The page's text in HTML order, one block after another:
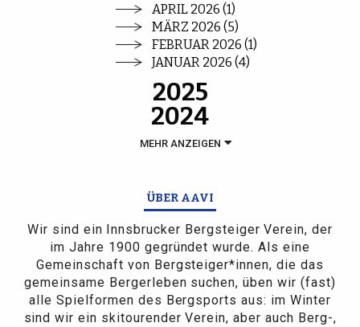
APRIL 2026 (1)
MÄRZ 2026 (5)
FEBRUAR 2026 (1)
JANUAR 2026 (4)
2025
2024
MEHR ANZEIGEN
ÜBER AAVI
Wir sind ein Innsbrucker Bergsteiger Verein, der
im Jahre 1900 gegründet wurde. Als eine
Gemeinschaft von Bergsteiger*innen, die das
gemeinsame Bergerleben suchen, üben wir (fast)
alle Spielformen des Bergsports aus: im Winter
sind wir ein skitourender Verein, aber auch Berg-,